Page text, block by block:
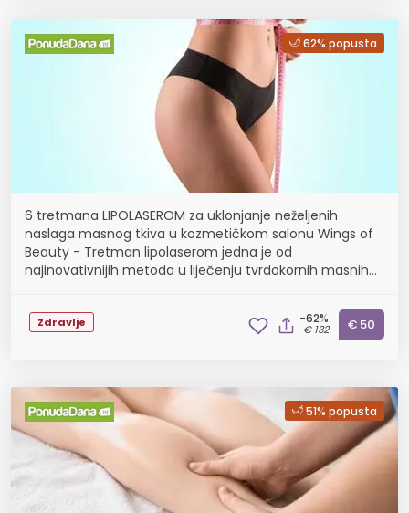
62% popusta
6 tretmana LIPOLASEROM za uklonjanje neželjenih
naslaga masnog tkiva u kozmetičkom salonu Wings of
Beauty - Tretman lipolaserom jedna je od
najinovativnijih metoda u liječenju tvrdokornih masnih
Zdravlje -62%
€ 132 € 50
51% popusta